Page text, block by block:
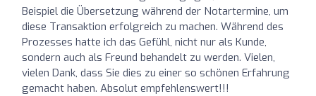
Beispiel die Übersetzung während der Notartermine, um
diese Transaktion erfolgreich zu machen. Während des
Prozesses hatte ich das Gefühl, nicht nur als Kunde,
sondern auch als Freund behandelt zu werden. Vielen,
vielen Dank, dass Sie dies zu einer so schönen Erfahrung
gemacht haben. Absolut empfehlenswert!!!